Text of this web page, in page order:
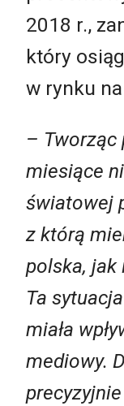
2018 r.,
który
w rynku
– Tworząc
miesiące
światowej
z którą
polska, jak
Ta
miała
mediowy.